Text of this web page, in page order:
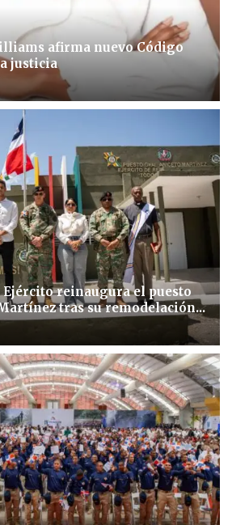
afirma nuevo Código
justicia
Ejército reinaugura el puesto
tras su remodelación...